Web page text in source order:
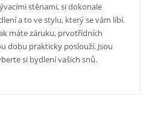
stěnami, si dokonale
a to ve stylu, který se vám líbí.
máte záruku, prvotřídních
dobu prakticky poslouží. Jsou
si bydlení vašich snů.